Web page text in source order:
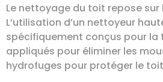
Le nettoyage du toit repose
L’utilisation d’un nettoyeur
spécifiquement conçus pour la
appliqués pour éliminer les
hydrofuges pour protéger le